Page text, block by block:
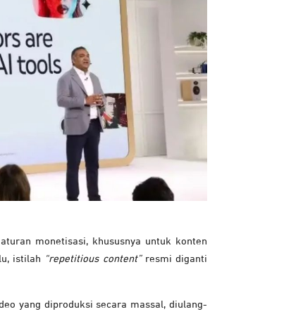
monetisasi, khususnya untuk konten
istilah “repetitious content”resmi diganti
yang diproduksi secara massal, diulang-